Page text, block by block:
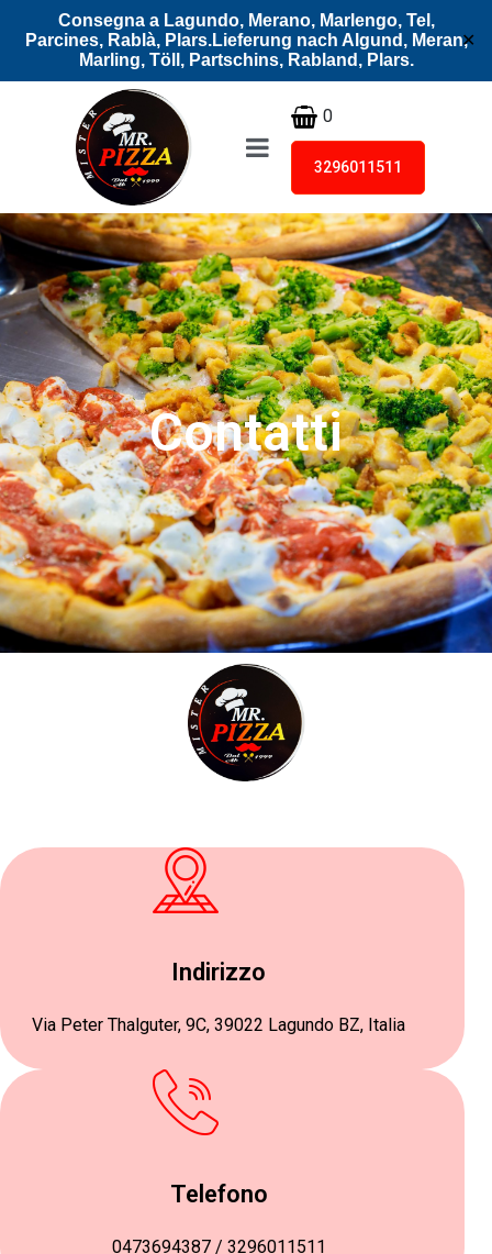
Consegna a Lagundo, Merano, Marlengo, Tel,
Parcines, Rablà, Plars.Lieferung nach Algund, Meran,
Marling, Töll, Partschins, Rabland, Plars.
✕
0
3296011511
Contatti
Indirizzo
Via Peter Thalguter, 9C, 39022 Lagundo BZ, Italia
Telefono
0473694387 / 3296011511